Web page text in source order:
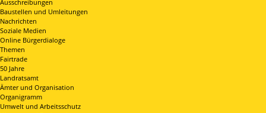
Ausschreibungen
Baustellen und Umleitungen
Nachrichten
Soziale Medien
Online Bürgerdialoge
Themen
Fairtrade
50 Jahre
Landratsamt
Ämter und Organisation
Organigramm
Umwelt und Arbeitsschutz